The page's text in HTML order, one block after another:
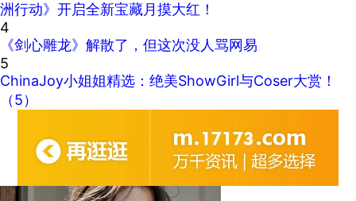
洲行动》开启全新宝藏月摸大红！
4
《剑心雕龙》解散了，但这次没人骂网易
5
ChinaJoy小姐姐精选：绝美ShowGirl与Coser大赏！
（5）